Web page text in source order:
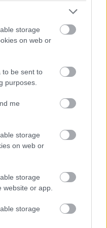
storage
on web or
to be sent to
purposes.
me
storage
on web or
storage
website or app.
storage
könnyedén elérhető az
makrók
vagy vezeték nélküli
Bluetooth-, 2,4 GHz-
kompatibilisek, míg a